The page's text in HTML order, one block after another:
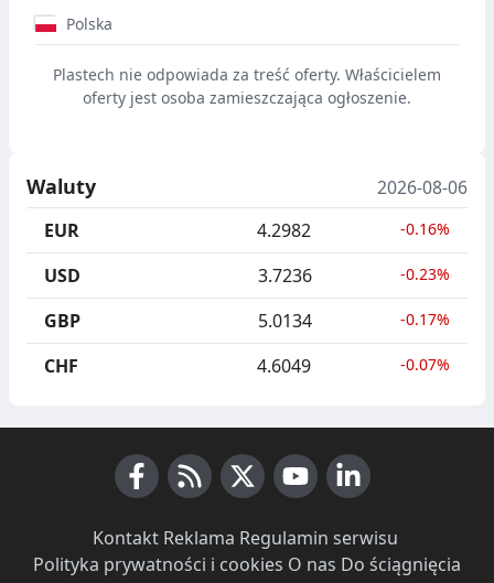
Polska
Plastech nie odpowiada za treść oferty. Właścicielem
oferty jest osoba zamieszczająca ogłoszenie.
Waluty
2026-08-06
EUR
4.2982 -0.16%
USD 3.7236 -0.23%
GBP 5.0134 -0.17%
CHF 4.6049 -0.07%
Kontakt· Reklama Regulamin serwisu
Polityka prywatności i cookies O nas Do ściągnięcia